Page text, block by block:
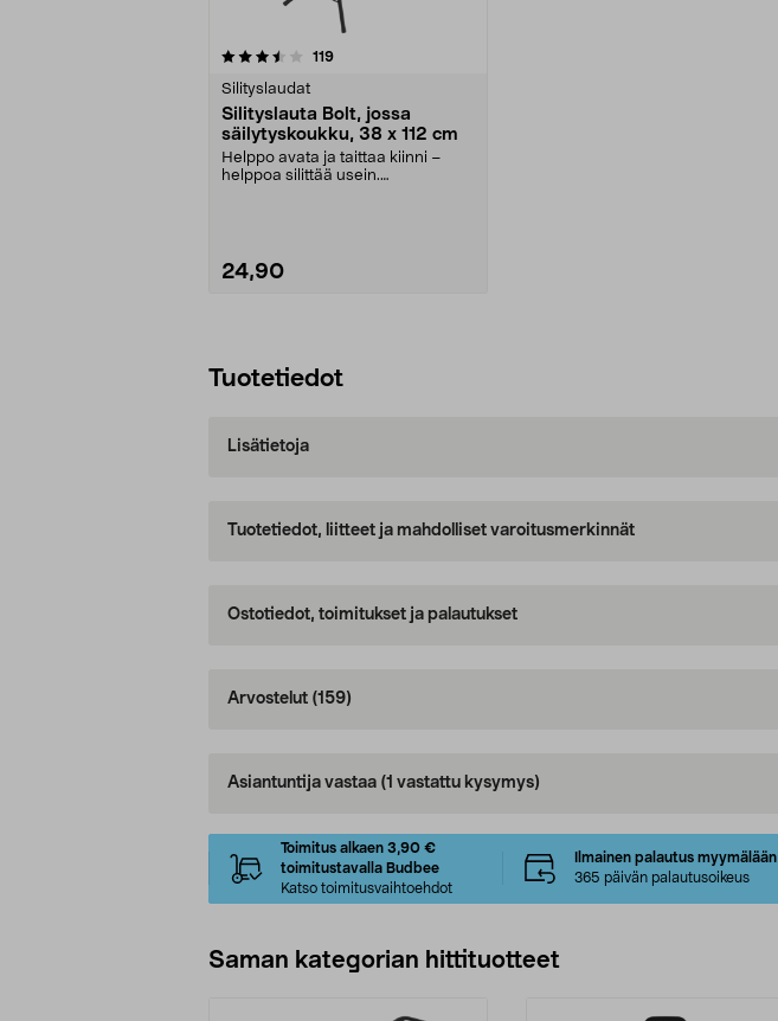
119arvostelut
Silityslaudat
Silityslauta Bolt, jossa
säilytyskoukku, 38 x 112 cm
Helppo avata ja taittaa kiinni –
helppoa silittää usein.
24,90
Tuotetiedot
Lisätietoja
Tuotetiedot, liitteet ja mahdolliset varoitusmerkinnät
Ostotiedot, toimitukset ja palautukset
Arvostelut (159)
Asiantuntija vastaa (1 vastattu kysymys)
Toimitus alkaen 3,90 €
toimitustavalla Budbee
Katso toimitusvaihtoehdot
Ilmainen palautus myymälään
365 päivän palautusoikeus
Saman kategorian hittituotteet